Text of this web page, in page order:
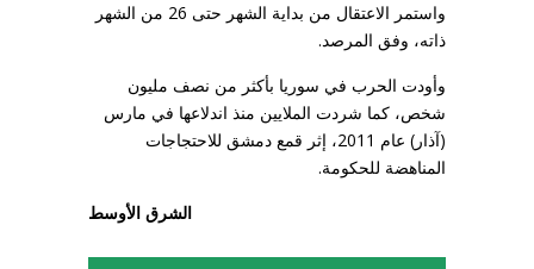
واستمر الاعتقال من بداية الشهر حتى 26 من الشهر
ذاته، وفق المرصد.
وأودت الحرب في سوريا بأكثر من نصف مليون
شخص، كما شردت الملايين منذ اندلاعها في مارس
(آذار) عام 2011، إثر قمع دمشق للاحتجاجات
المناهضة للحكومة.
الشرق الأوسط